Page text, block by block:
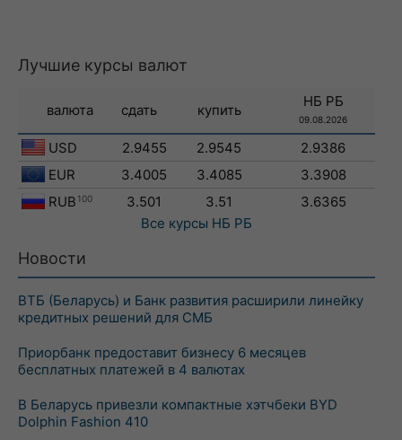
Лучшие курсы валют
валюта сдать купить
НБ РБ
09.08.2026
USD 2.9455 2.9545
2.9386
EUR
3.4005 3.4085
3.3908
RUB 100 3.501 3.51
3.6365
Все курсы НБ РБ
Новости
ВТБ (Беларусь) и Банк развития расширили линейку
кредитных решений для СМБ
Приорбанк предоставит бизнесу 6 месяцев
бесплатных платежей в 4 валютах
В Беларусь привезли компактные хэтчбеки BYD
Dolphin Fashion 410